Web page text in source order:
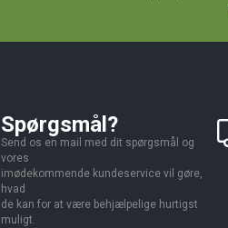
Spørgsmål?
Send os en mail med dit spørgsmål og
vores
imødekommende kundeservice vil gøre,
hvad
de kan for at være behjælpelige hurtigst
muligt.